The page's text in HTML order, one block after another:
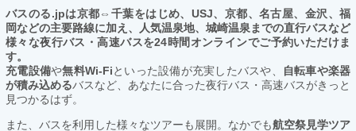
バスのる.jpは京都⇔千葉をはじめ、USJ、京都、名古屋、金沢、福
岡などの主要路線に加え、人気温泉地、城崎温泉までの直行バスなど
様々な夜行バス・高速バスを24時間オンラインでご予約いただけま
す。
充電設備や無料Wi-Fiといった設備が充実したバスや、
自転車や楽器
が積み込めるバスなど、あなたに合った夜行バス・高速バスがきっと
見つかるはず。
また、バスを利用した様々なツアーも展開。なかでも航空祭見学ツア